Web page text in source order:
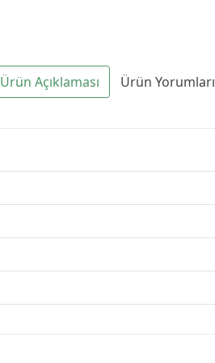
Ürün Açıklaması Ürün Yorumları